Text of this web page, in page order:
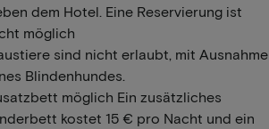
dem Hotel. Eine Reservierung ist
möglich
sind nicht erlaubt, mit Ausnahme
Blindenhundes.
möglich Ein zusätzliches
kostet 15 € pro Nacht und ein